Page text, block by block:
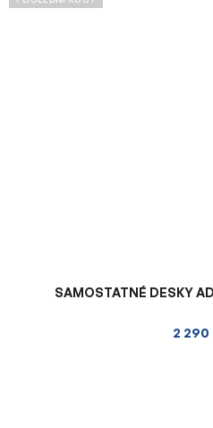
SAMOSTATNÉ DESKY
2 290